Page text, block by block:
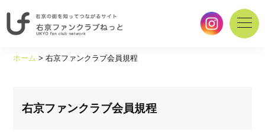
ホーム >右京ファンクラブ会員規程
右京ファンクラブ会員規程